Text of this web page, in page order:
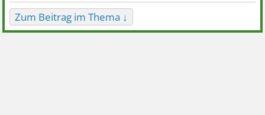
Zum Beitrag im Thema ↓